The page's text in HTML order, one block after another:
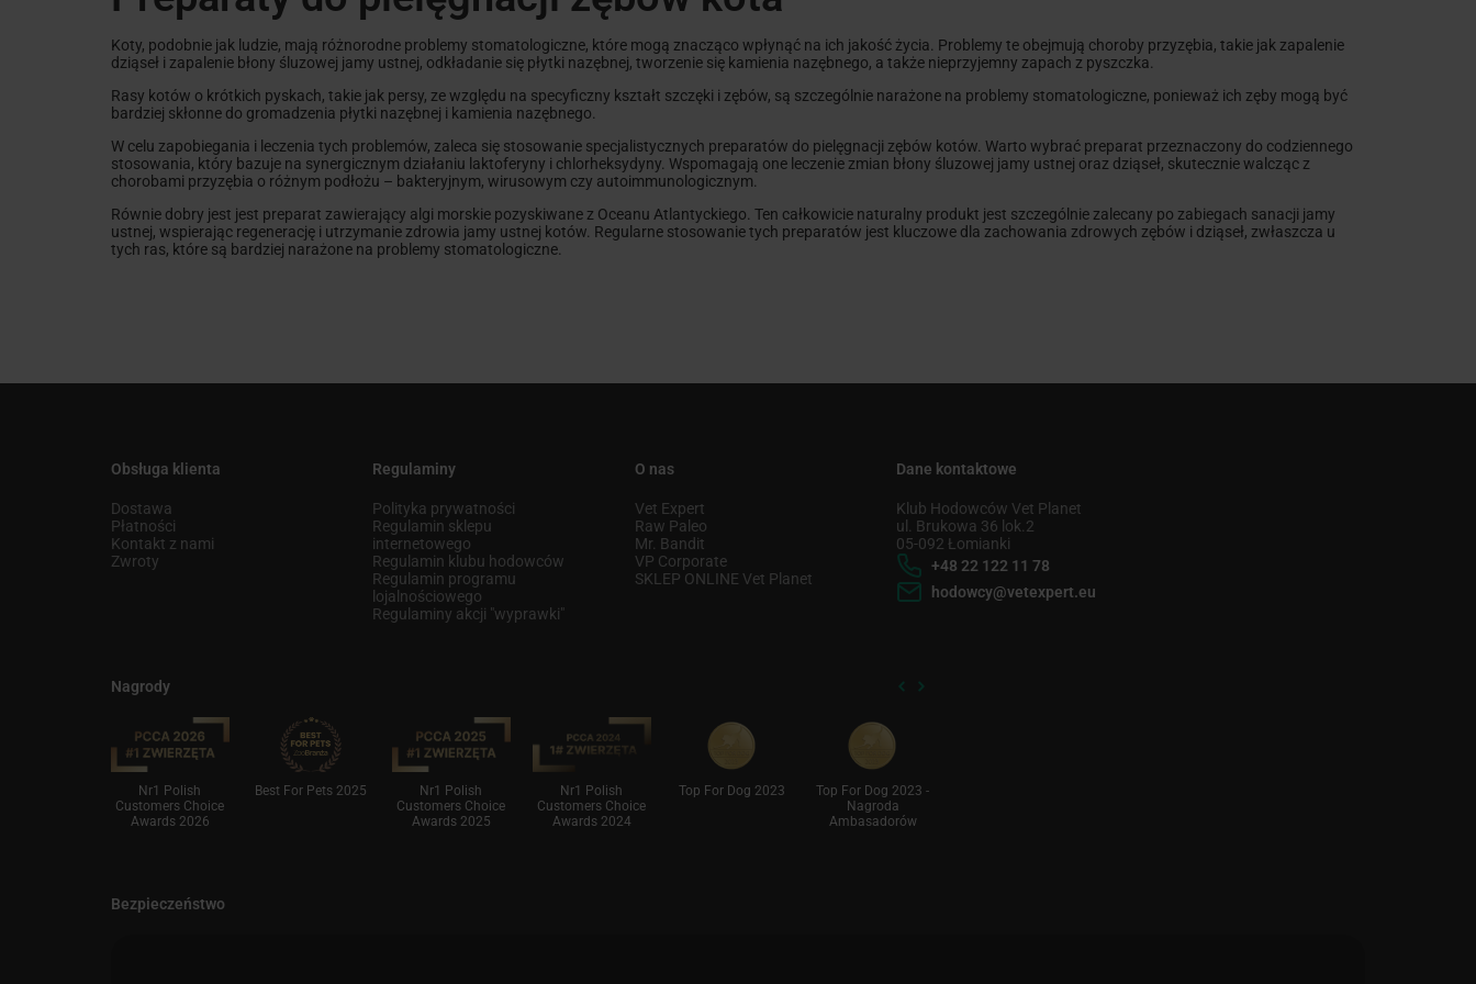
Koty, podobnie jak ludzie, mają różnorodne problemy stomatologiczne, które mogą znacząco wpłynąć na ich jakość życia. Problemy te obejmują choroby przyzębia, takie jak zapalenie
dziąseł i zapalenie błony śluzowej jamy ustnej, odkładanie się płytki nazębnej, tworzenie się kamienia nazębnego, a także nieprzyjemny zapach z pyszczka.
Rasy kotów o krótkich pyskach, takie jak persy, ze względu na specyficzny kształt szczęki i zębów, są szczególnie narażone na problemy stomatologiczne, ponieważ ich zęby mogą być
bardziej skłonne do gromadzenia płytki nazębnej i kamienia nazębnego.
W celu zapobiegania i leczenia tych problemów, zaleca się stosowanie specjalistycznych preparatów do pielęgnacji zębów kotów. Warto wybrać preparat przeznaczony do codziennego
stosowania, który bazuje na synergicznym działaniu laktoferyny i chlorheksydyny. Wspomagają one leczenie zmian błony śluzowej jamy ustnej oraz dziąseł, skutecznie walcząc z
chorobami przyzębia o różnym podłożu – bakteryjnym, wirusowym czy autoimmunologicznym.
Równie dobry jest jest preparat zawierający algi morskie pozyskiwane z Oceanu Atlantyckiego. Ten całkowicie naturalny produkt jest szczególnie zalecany po zabiegach sanacji jamy
ustnej, wspierając regenerację i utrzymanie zdrowia jamy ustnej kotów. Regularne stosowanie tych preparatów jest kluczowe dla zachowania zdrowych zębów i dziąseł, zwłaszcza u
tych ras, które są bardziej narażone na problemy stomatologiczne.
Obsługa klienta
Dostawa
Płatności
Kontakt z nami
Zwroty
Regulaminy
Polityka prywatności
Regulamin sklepu
internetowego
Regulamin klubu hodowców
Regulamin programu
lojalnościowego
Regulaminy akcji "wyprawki"
O nas
Vet Expert
Raw Paleo
Mr. Bandit
VP Corporate
SKLEP ONLINE Vet Planet
Dane kontaktowe
Klub Hodowców Vet Planet
ul. Brukowa 36 lok.2
05-092 Łomianki
+48 22 122 11 78
hodowcy@vetexpert.eu
Nagrody
Nr1 Polish
Customers Choice
Awards 2026
Best For Pets 2025
Nr1 Polish
Customers Choice
Awards 2025
Nr1 Polish
Customers Choice
Awards 2024
Top For Dog 2023
Top For Dog 2023 -
Nagroda
Ambasadorów
Bezpieczeństwo